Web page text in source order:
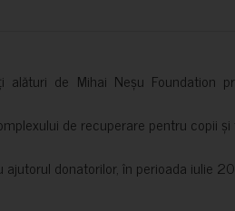
alături de Mihai Neșu Foundation
de recuperare pentru copii
ajutorul donatorilor, în perioada iulie